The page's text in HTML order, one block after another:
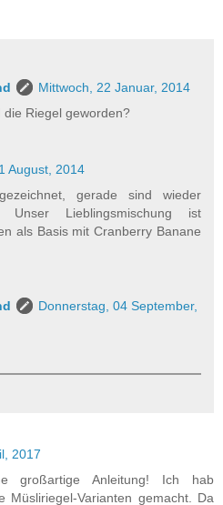
Mittwoch, 22 Januar, 2014
die Riegel geworden?
August, 2014
gerade sind wieder
Lieblingsmischung ist
als Basis mit Cranberry Banane
Donnerstag, 04 September,
2017
großartige Anleitung! Ich hab
Müsliriegel-Varianten gemacht. Da